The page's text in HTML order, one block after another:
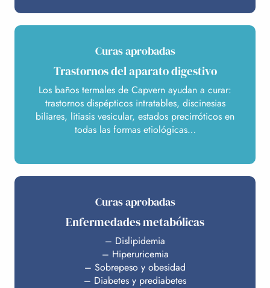
Curas aprobadas
Trastornos del aparato digestivo
Los baños termales de Capvern ayudan a curar:
trastornos dispépticos intratables, discinesias
biliares, litiasis vesicular, estados precirróticos en
todas las formas etiológicas…
Curas aprobadas
Enfermedades metabólicas
– Dislipidemia
– Hiperuricemia
– Sobrepeso y obesidad
– Diabetes y prediabetes